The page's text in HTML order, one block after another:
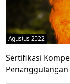
Agustus 2022
Sertifikasi
Penanggulangan